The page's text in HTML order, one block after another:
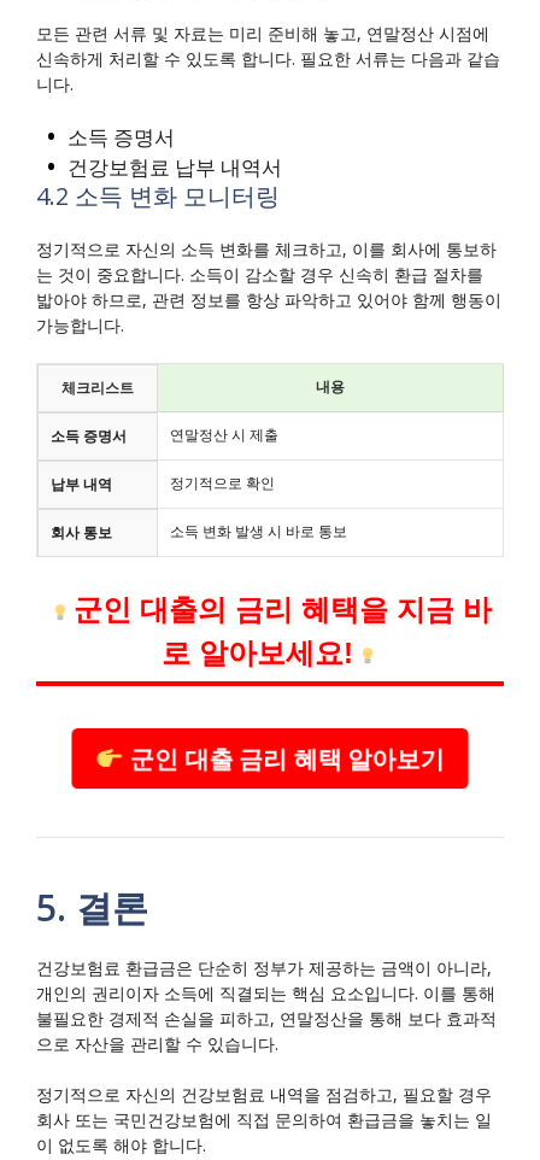
모든 관련 서류 및 자료는 미리 준비해 놓고, 연말정산 시점에
신속하게 처리할 수 있도록 합니다. 필요한 서류는 다음과 같습
니다.
소득 증명서
건강보험료 납부 내역서
4.2 소득 변화 모니터링
정기적으로 자신의 소득 변화를 체크하고, 이를 회사에 통보하
는 것이 중요합니다. 소득이 감소할 경우 신속히 환급 절차를
밟아야 하므로, 관련 정보를 항상 파악하고 있어야 함께 행동이
가능합니다.
체크리스트 내용
소득 증명서 연말정산 시 제출
납부 내역 정기적으로 확인
회사 통보 소득 변화 발생 시 바로 통보
군인 대출의 금리 혜택을 지금 바
로 알아보세요!
군인 대출 금리 혜택 알아보기
5. 결론
건강보험료 환급금은 단순히 정부가 제공하는 금액이 아니라,
개인의 권리이자 소득에 직결되는 핵심 요소입니다. 이를 통해
불필요한 경제적 손실을 피하고, 연말정산을 통해 보다 효과적
으로 자산을 관리할 수 있습니다.
정기적으로 자신의 건강보험료 내역을 점검하고, 필요할 경우
회사 또는 국민건강보험에 직접 문의하여 환급금을 놓치는 일
이 없도록 해야 합니다.